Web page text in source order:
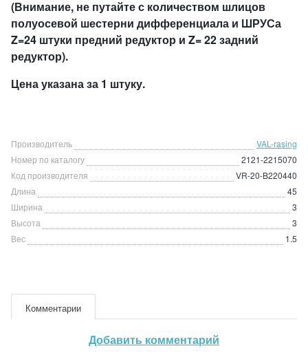
(Внимание, не путайте с количеством шлицов
полуосевой шестерни дифференциала и ШРУСа
Z=24 штуки предний редуктор и Z= 22 задний
редуктор).
Цена указана за 1 штуку.
Производитель
VAL-rasing
Номер по каталогу
2121-2215070
Код производителя
VR-20-B220440
Длина
45
Ширина
3
Высота
3
Вес
1.5
Комментарии
Добавить комментарий